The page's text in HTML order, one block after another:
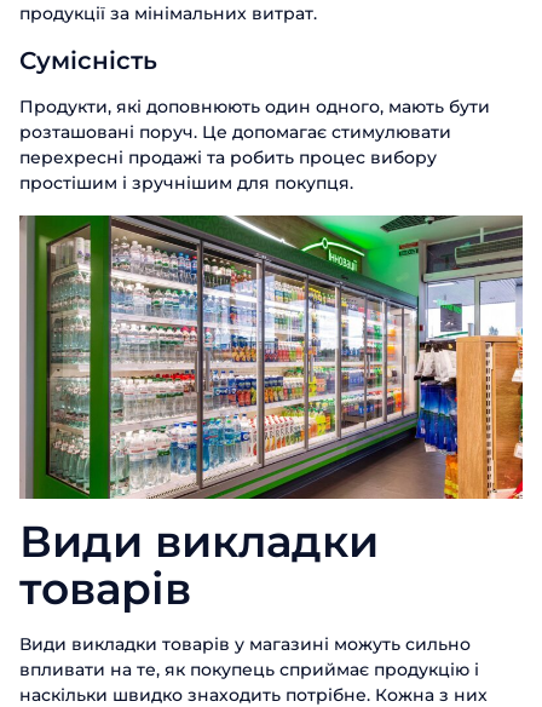
продукції за мінімальних витрат.
Сумісність
Продукти, які доповнюють один одного, мають бути
розташовані поруч. Це допомагає стимулювати
перехресні продажі та робить процес вибору
простішим і зручнішим для покупця.
Види викладки
товарів
Види викладки товарів у магазині можуть сильно
впливати на те, як покупець сприймає продукцію і
наскільки швидко знаходить потрібне. Кожна з них